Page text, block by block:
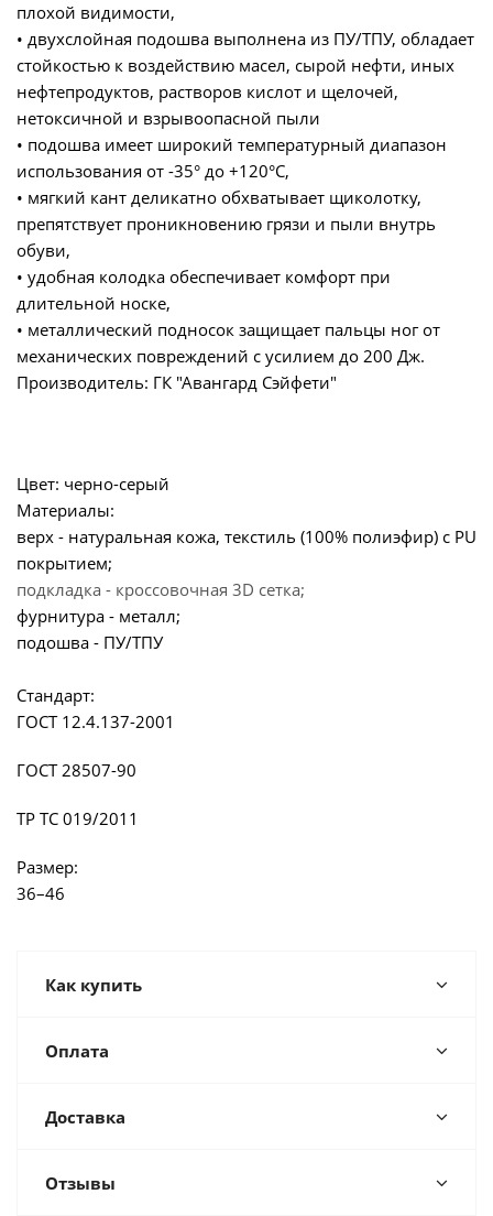
плохой видимости,
• двухслойная подошва выполнена из ПУ/ТПУ, обладает
стойкостью к воздействию масел, сырой нефти, иных
нефтепродуктов, растворов кислот и щелочей,
нетоксичной и взрывоопасной пыли
• подошва имеет широкий температурный диапазон
использования от -35° до +120°С,
• мягкий кант деликатно обхватывает щиколотку,
препятствует проникновению грязи и пыли внутрь
обуви,
• удобная колодка обеспечивает комфорт при
длительной носке,
• металлический подносок защищает пальцы ног от
механических повреждений с усилием до 200 Дж.
Производитель: ГК "Авангард Сэйфети"
Цвет: черно-серый
Материалы:
верх - натуральная кожа, текстиль (100% полиэфир) с PU
покрытием;
подкладка - кроссовочная 3D сетка;
фурнитура - металл;
подошва - ПУ/ТПУ
Стандарт:
ГОСТ 12.4.137-2001
ГОСТ 28507-90
ТР ТС 019/2011
Размер:
36–46
Как купить
Оплата
Доставка
Отзывы